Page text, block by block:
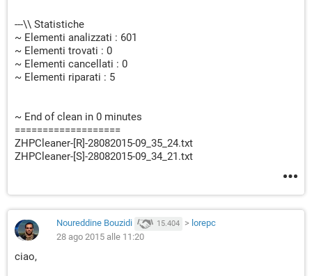
---\\ Statistiche
~ Elementi analizzati : 601
~ Elementi trovati : 0
~ Elementi cancellati : 0
~ Elementi riparati : 5
~ End of clean in 0 minutes
===================
ZHPCleaner-[R]-28082015-09_35_24.txt
ZHPCleaner-[S]-28082015-09_34_21.txt
Noureddine Bouzidi 15.404 > lorepc
28 ago 2015 alle 11:20
ciao,